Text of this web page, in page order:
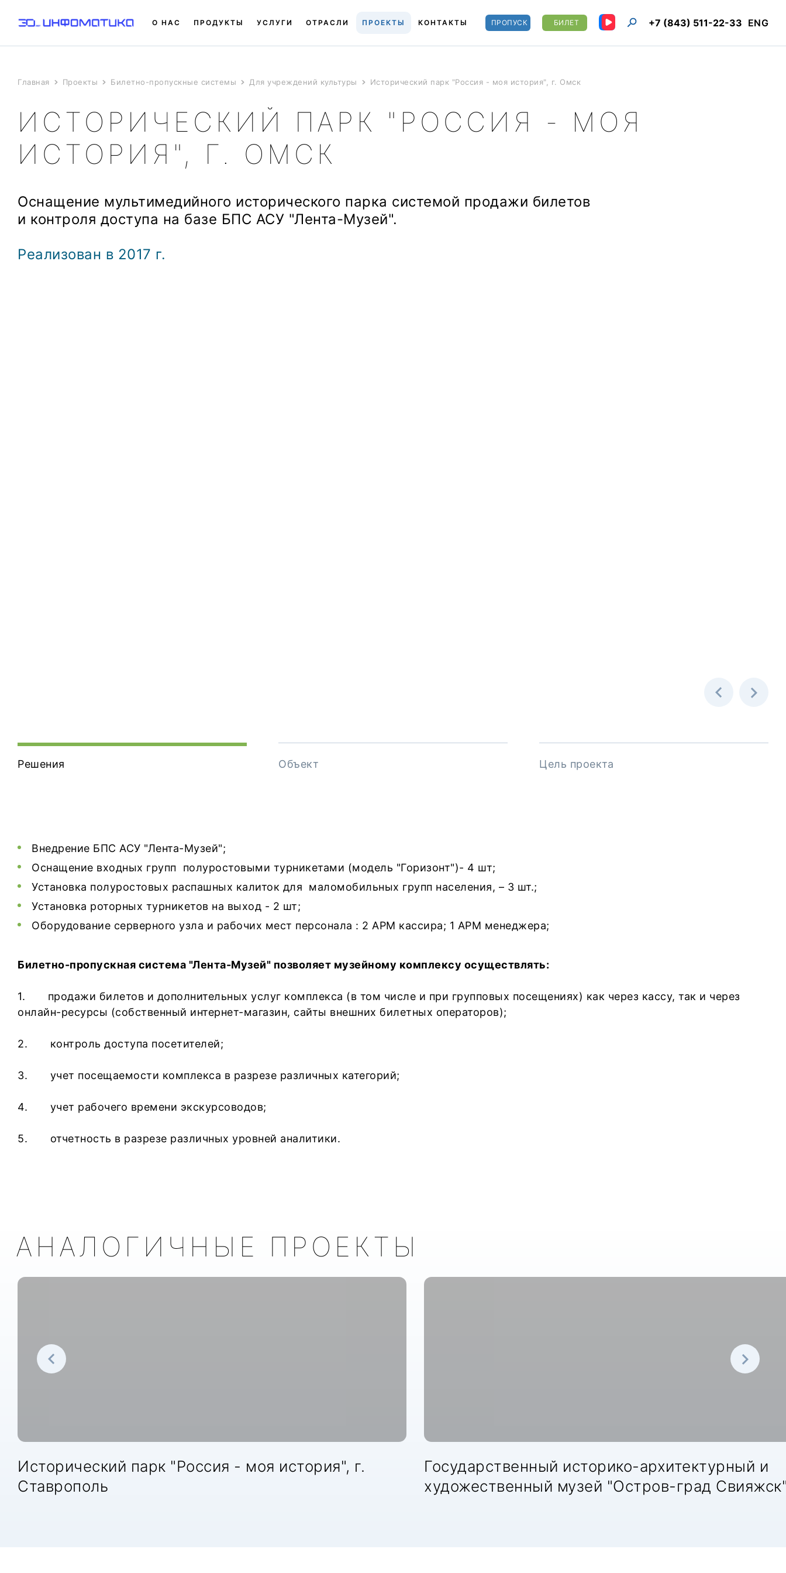
О НАС ПРОДУКТЫ УСЛУГИ ОТРАСЛИ ПРОЕКТЫ КОНТАКТЫ ПРОПУСК БИЛЕТ +7 (843) 511-22-33 ENG
Главная Проекты Билетно-пропускные системы Для учреждений культуры Исторический парк "Россия - моя история", г. Омск
ИСТОРИЧЕСКИЙ ПАРК "РОССИЯ - МОЯ
ИСТОРИЯ", Г. ОМСК
Оснащение мультимедийного исторического парка системой продажи билетов
и контроля доступа на базе БПС АСУ "Лента-Музей".
Реализован в 2017 г.
Решения Объект Цель проекта
Внедрение БПС АСУ "Лента-Музей";
Оснащение входных групп полуростовыми турникетами (модель "Горизонт")- 4 шт;
Установка полуростовых распашных калиток для маломобильных групп населения, – 3 шт.;
Установка роторных турникетов на выход - 2 шт;
Оборудование серверного узла и рабочих мест персонала : 2 АРМ кассира; 1 АРМ менеджера;
Билетно-пропускная система "Лента-Музей" позволяет музейному комплексу осуществлять:
1. продажи билетов и дополнительных услуг комплекса (в том числе и при групповых посещениях) как через кассу, так и через
онлайн-ресурсы (собственный интернет-магазин, сайты внешних билетных операторов);
2. контроль доступа посетителей;
3. учет посещаемости комплекса в разрезе различных категорий;
4. учет рабочего времени экскурсоводов;
5. отчетность в разрезе различных уровней аналитики.
АНАЛОГИЧНЫЕ ПРОЕКТЫ
Исторический парк "Россия - моя история", г.
Ставрополь
Государственный историко-архитектурный и
художественный музей "Остров-град